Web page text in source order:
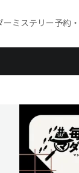
ーミステリー予約